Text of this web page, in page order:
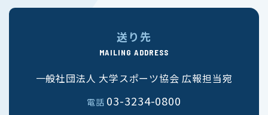
送り先
MAILING ADDRESS
一般社団法人 大学スポーツ協会 広報担当宛
電話 03-3234-0800